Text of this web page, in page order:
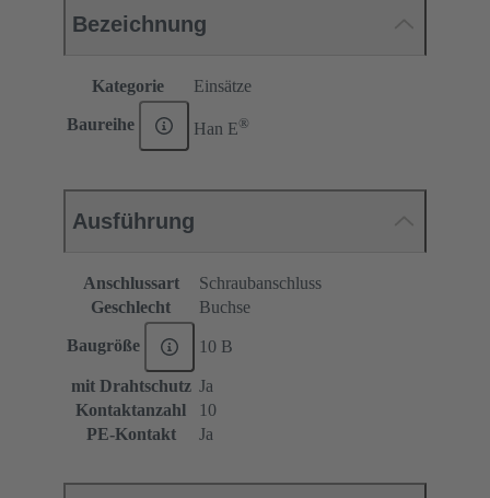
Bezeichnung
Kategorie Einsätze
Baureihe Han E®
Ausführung
Anschlussart
Schraubanschluss
Geschlecht
Buchse
Baugröße 10 B
mit Drahtschutz Ja
Kontaktanzahl
10
PE-Kontakt
Ja